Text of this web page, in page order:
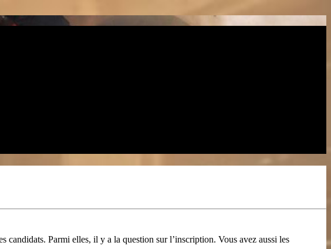
candidats. Parmi elles, il y a la question sur l’inscription. Vous avez aussi les